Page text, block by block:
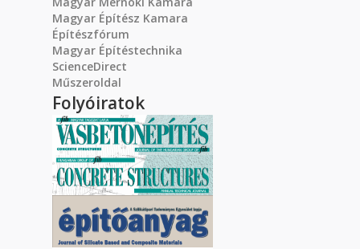
Magyar Építész Kamara
Építészfórum
Magyar Építéstechnika
ScienceDirect
Műszeroldal
Folyóiratok